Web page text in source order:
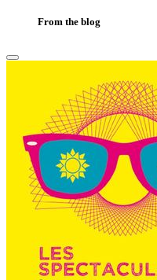
From the blog